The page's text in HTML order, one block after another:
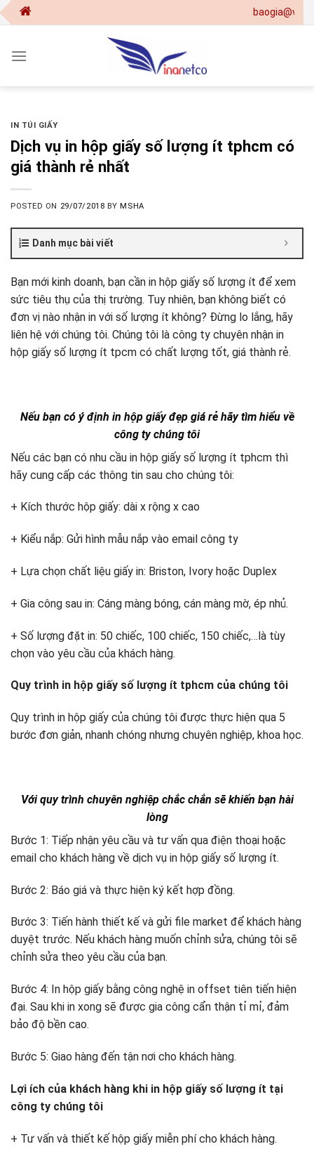
Skip
to
IN TÚI GIẤY
Dịch vụ in hộp giấy số lượng ít tphcm có
giá thành rẻ nhất
POSTED ON 29/07/2018 BYMSHA
Danh mục bài viết
Bạn mới kinh doanh, bạn cần in hộp giấy số lượng ít để xem
sức tiêu thụ của thị trường. Tuy nhiên, bạn không biết có
đơn vị nào nhận in với số lượng ít không? Đừng lo lắng, hãy
liên hệ với chúng tôi. Chúng tôi là công ty chuyên nhận in
hộp giấy số lượng ít tpcm có chất lượng tốt, giá thành rẻ.
Nếu bạn có ý định in hộp giấy đẹp giá rẻ hãy tìm hiểu về
công ty chúng tôi
Nếu các bạn có nhu cầu in hộp giấy số lượng ít tphcm thì
hãy cung cấp các thông tin sau cho chúng tôi:
+ Kích thước hộp giấy: dài x rộng x cao
+ Kiểu nắp: Gửi hình mẫu nắp vào email công ty
+ Lựa chọn chất liệu giấy in: Briston, Ivory hoặc Duplex
+ Gia công sau in: Cáng màng bóng, cán màng mờ, ép nhủ.
+ Số lượng đặt in: 50 chiếc, 100 chiếc, 150 chiếc,…là tùy
chọn vào yêu cầu của khách hàng.
Quy trình in hộp giấy số lượng ít tphcm của chúng tôi
Quy trình in hộp giấy của chúng tôi được thực hiện qua 5
bước đơn giản, nhanh chóng nhưng chuyên nghiệp, khoa học.
Với quy trình chuyên nghiệp chắc chắn sẽ khiến bạn hài
lòng
Bước 1: Tiếp nhận yêu cầu và tư vấn qua điện thoại hoặc
email cho khách hàng về dịch vụ in hộp giấy số lượng ít.
Bước 2: Báo giá và thực hiện ký kết hợp đồng.
Bước 3: Tiến hành thiết kế và gửi file market để khách hàng
duyệt trước. Nếu khách hàng muốn chỉnh sửa, chúng tôi sẽ
chỉnh sửa theo yêu cầu của bạn.
Bước 4: In hộp giấy bằng công nghệ in offset tiên tiến hiện
đại. Sau khi in xong sẽ được gia công cẩn thận tỉ mỉ, đảm
bảo độ bền cao.
Bước 5: Giao hàng đến tận nơi cho khách hàng.
Lợi ích của khách hàng khi in hộp giấy số lượng ít tại
công ty chúng tôi
+ Tư vấn và thiết kế hộp giấy miễn phí cho khách hàng.